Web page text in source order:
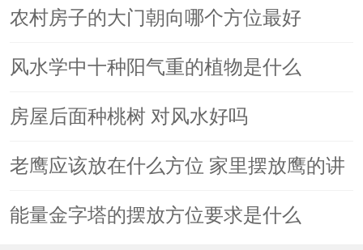
农村房子的大门朝向哪个方位最好
风水学中十种阳气重的植物是什么
房屋后面种桃树 对风水好吗
老鹰应该放在什么方位 家里摆放鹰的讲
究
能量金字塔的摆放方位要求是什么